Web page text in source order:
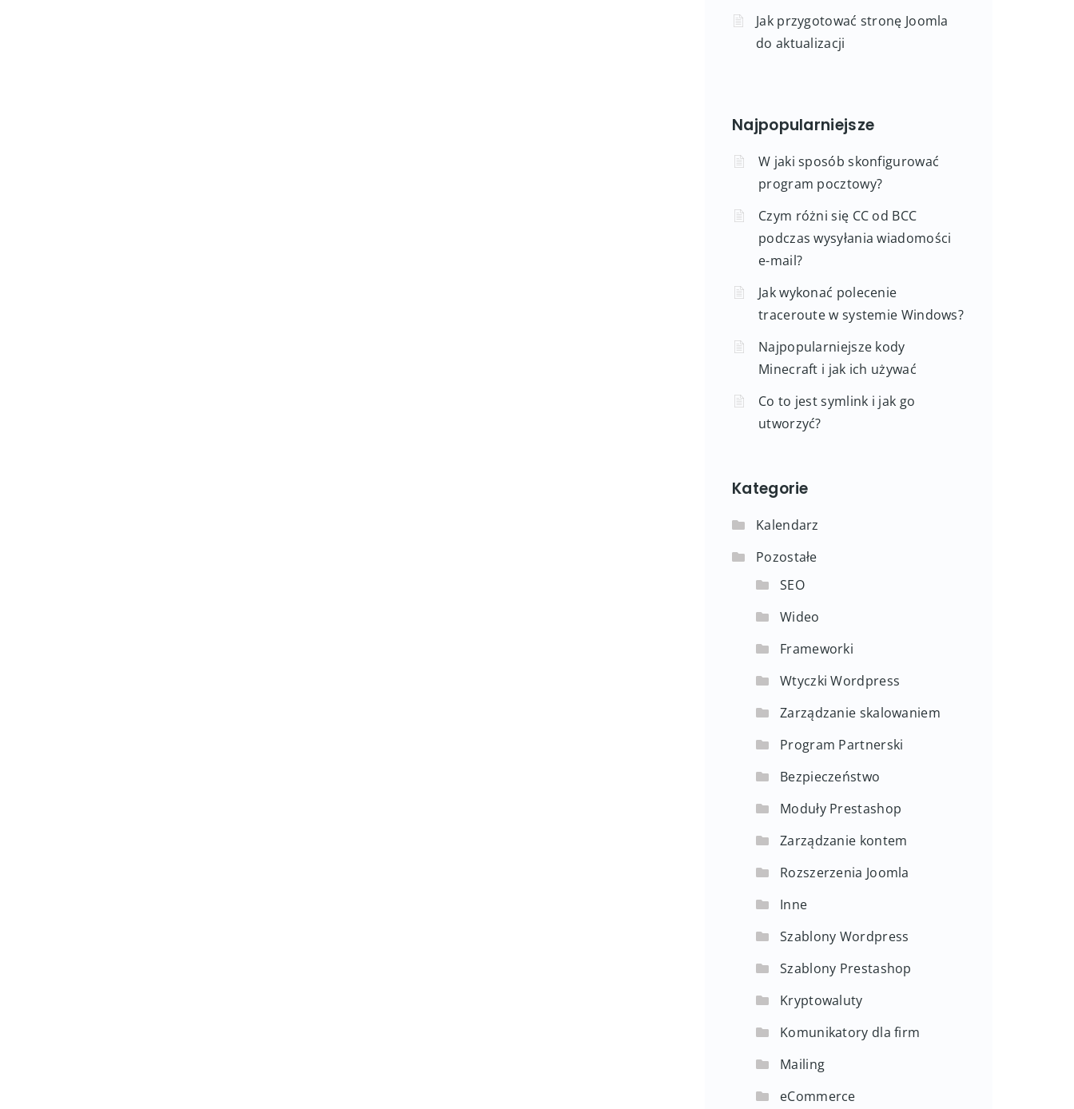
Jak przygotować stronę Joomla
do aktualizacji
Najpopularniejsze
W jaki sposób skonfigurować
program pocztowy?
Czym różni się CC od BCC
podczas wysyłania wiadomości
e-mail?
Jak wykonać polecenie
traceroute w systemie Windows?
Najpopularniejsze kody
Minecraft i jak ich używać
Co to jest symlink i jak go
utworzyć?
Kategorie
Kalendarz
Pozostałe
SEO
Wideo
Frameworki
Wtyczki Wordpress
Zarządzanie skalowaniem
Program Partnerski
Bezpieczeństwo
Moduły Prestashop
Zarządzanie kontem
Rozszerzenia Joomla
Inne
Szablony Wordpress
Szablony Prestashop
Kryptowaluty
Komunikatory dla firm
Mailing
eCommerce